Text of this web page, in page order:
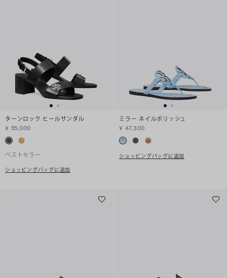
ターンロック ヒールサンダル
¥ 55,000
ベストセラー
ショッピングバッグに追加
ミラー ネイルポリッシュ
¥ 47,300
ショッピングバッグに追加